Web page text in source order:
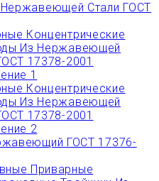
Стали ГОСТ
Концентрические
Из Нержавеющей
17378-2001
1
Концентрические
Из Нержавеющей
17378-2001
2
ГОСТ 17376-
Приварные